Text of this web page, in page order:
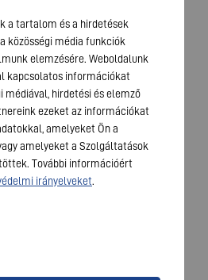
jog fenntartva
a tartalom és a hirdetések
közösségi média funkciók
elemzésére. Weboldalunk
kapcsolatos információkat
médiával, hirdetési és elemző
ezeket az információkat
amelyeket Ön a
amelyeket a Szolgáltatások
További információért
irányelveket.